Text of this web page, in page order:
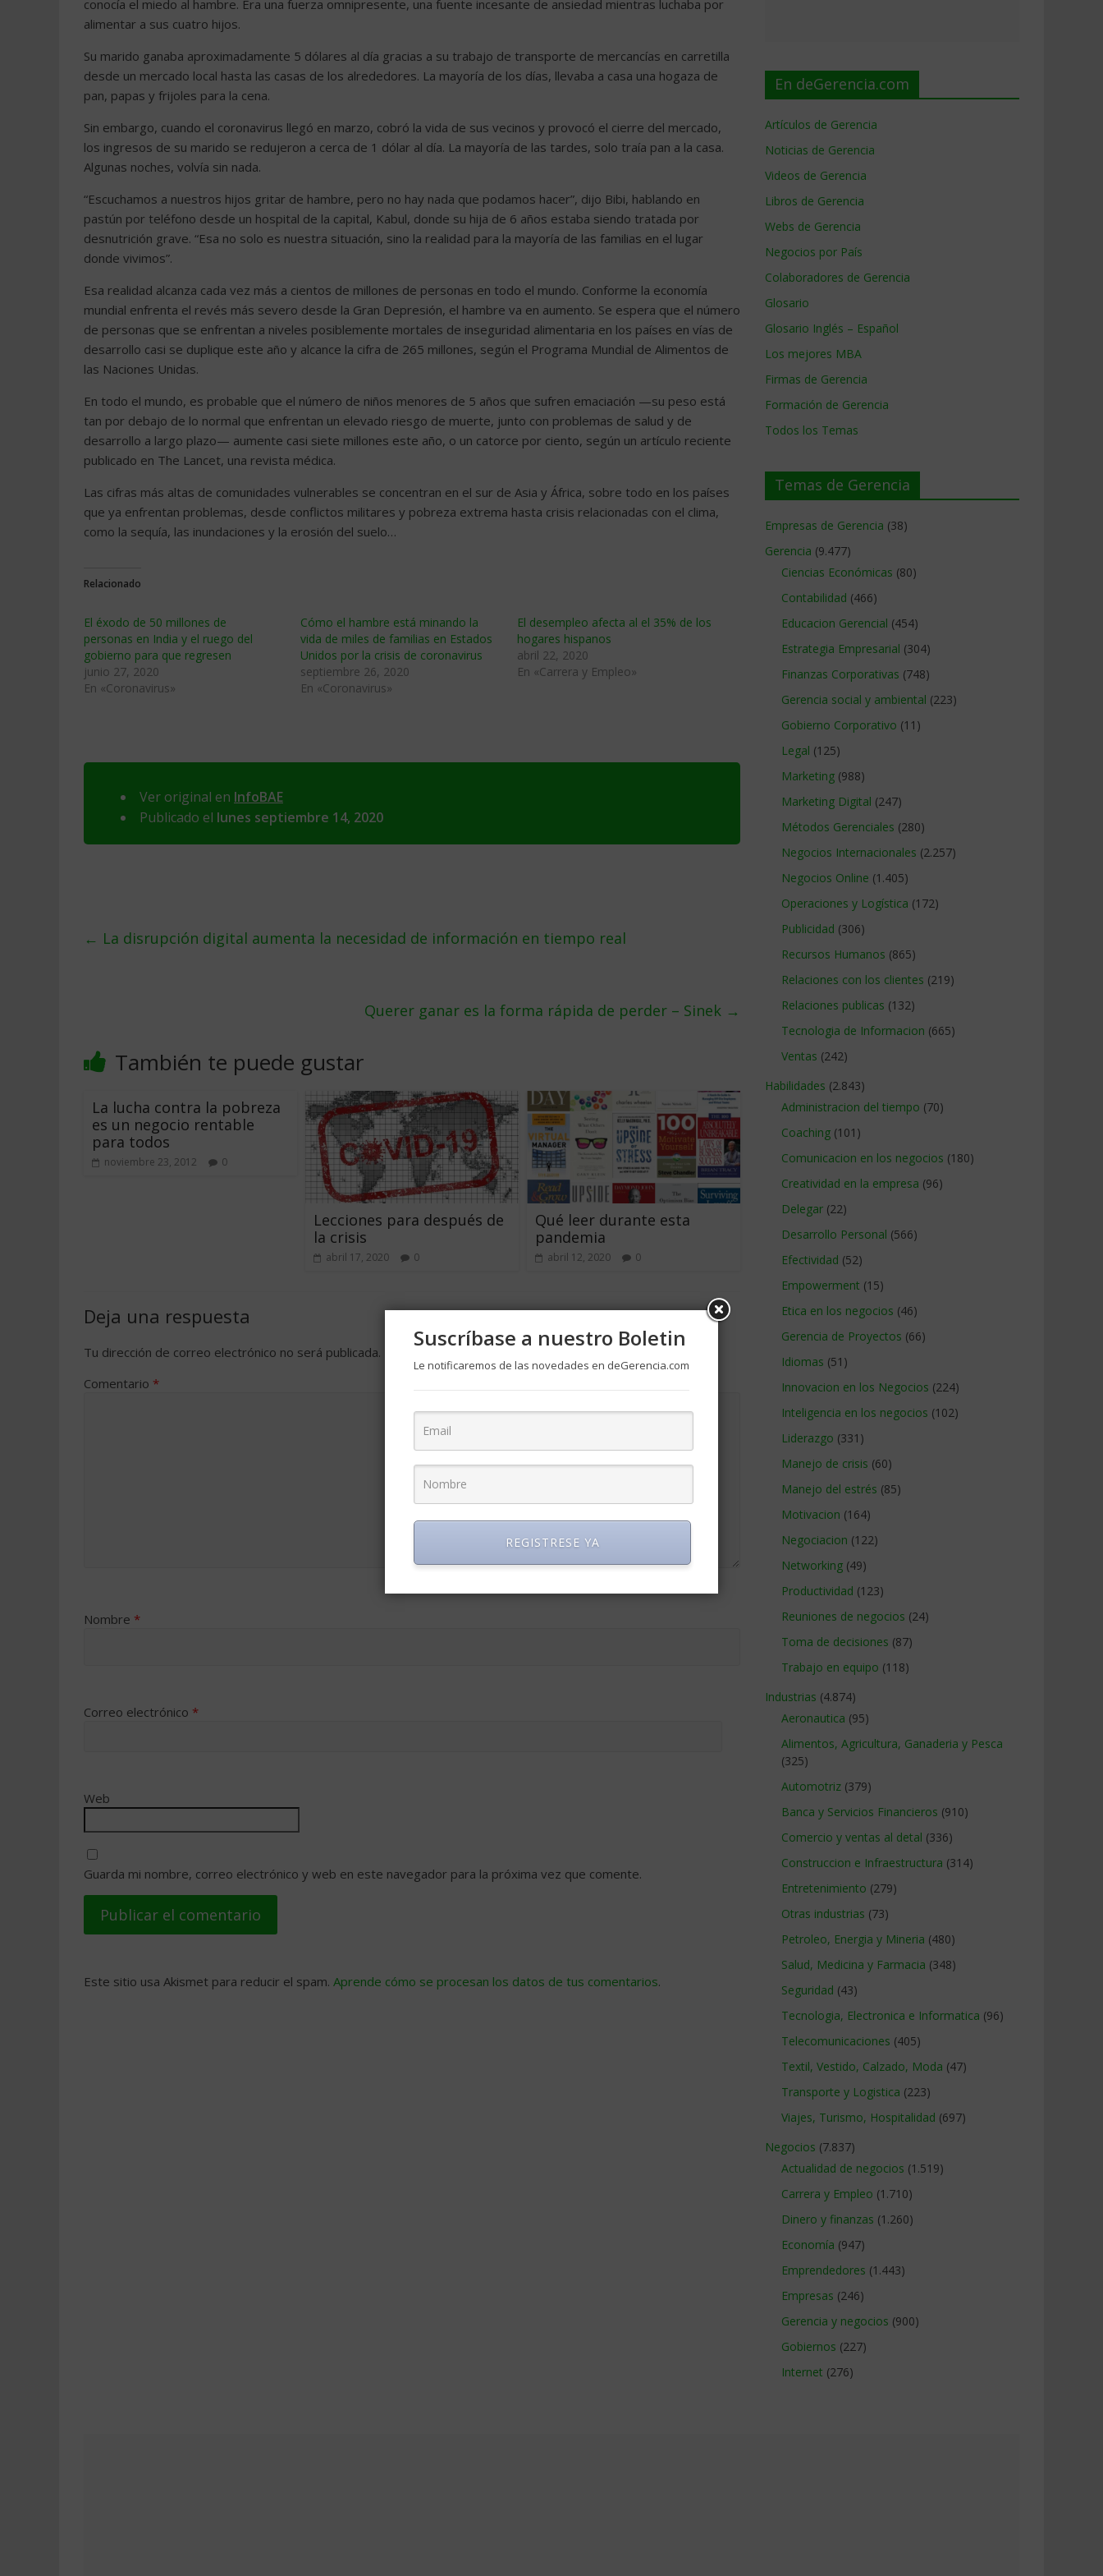
conocía el miedo al hambre. Era una fuerza omnipresente, una fuente incesante de ansiedad mientras luchaba por
alimentar a sus cuatro hijos.
Su marido ganaba aproximadamente 5 dólares al día gracias a su trabajo de transporte de mercancías en carretilla
desde un mercado local hasta las casas de los alrededores. La mayoría de los días, llevaba a casa una hogaza de
pan, papas y frijoles para la cena.
Sin embargo, cuando el coronavirus llegó en marzo, cobró la vida de sus vecinos y provocó el cierre del mercado,
los ingresos de su marido se redujeron a cerca de 1 dólar al día. La mayoría de las tardes, solo traía pan a la casa.
Algunas noches, volvía sin nada.
“Escuchamos a nuestros hijos gritar de hambre, pero no hay nada que podamos hacer”, dijo Bibi, hablando en
pastún por teléfono desde un hospital de la capital, Kabul, donde su hija de 6 años estaba siendo tratada por
desnutrición grave. “Esa no solo es nuestra situación, sino la realidad para la mayoría de las familias en el lugar
donde vivimos”.
Esa realidad alcanza cada vez más a cientos de millones de personas en todo el mundo. Conforme la economía
mundial enfrenta el revés más severo desde la Gran Depresión, el hambre va en aumento. Se espera que el número
de personas que se enfrentan a niveles posiblemente mortales de inseguridad alimentaria en los países en vías de
desarrollo casi se duplique este año y alcance la cifra de 265 millones, según el Programa Mundial de Alimentos de
las Naciones Unidas.
En todo el mundo, es probable que el número de niños menores de 5 años que sufren emaciación —su peso está
tan por debajo de lo normal que enfrentan un elevado riesgo de muerte, junto con problemas de salud y de
desarrollo a largo plazo— aumente casi siete millones este año, o un catorce por ciento, según un artículo reciente
publicado en The Lancet, una revista médica.
Las cifras más altas de comunidades vulnerables se concentran en el sur de Asia y África, sobre todo en los países
que ya enfrentan problemas, desde conflictos militares y pobreza extrema hasta crisis relacionadas con el clima,
como la sequía, las inundaciones y la erosión del suelo…
Relacionado
El éxodo de 50 millones de
personas en India y el ruego del
gobierno para que regresen
junio 27, 2020
En «Coronavirus»
Cómo el hambre está minando la
vida de miles de familias en Estados
Unidos por la crisis de coronavirus
septiembre 26, 2020
En «Coronavirus»
El desempleo afecta al el 35% de los
hogares hispanos
abril 22, 2020
En «Carrera y Empleo»
Ver original en InfoBAE
Publicado el lunes septiembre 14, 2020
← La disrupción digital aumenta la necesidad de información en tiempo real
Querer ganar es la forma rápida de perder – Sinek →
También te puede gustar
La lucha contra la pobreza
es un negocio rentable
para todos
noviembre 23, 2012 0
Lecciones para después de
la crisis
abril 17, 2020 0
Qué leer durante esta
pandemia
abril 12, 2020 0
Deja una respuesta
Tu dirección de correo electrónico no será publicada.
Comentario *
Nombre *
Correo electrónico *
Web
Guarda mi nombre, correo electrónico y web en este navegador para la próxima vez que comente.
Este sitio usa Akismet para reducir el spam. Aprende cómo se procesan los datos de tus comentarios.
En deGerencia.com
Artículos de Gerencia
Noticias de Gerencia
Videos de Gerencia
Libros de Gerencia
Webs de Gerencia
Negocios por País
Colaboradores de Gerencia
Glosario
Glosario Inglés – Español
Los mejores MBA
Firmas de Gerencia
Formación de Gerencia
Todos los Temas
Temas de Gerencia
Empresas de Gerencia (38)
Gerencia (9.477)
Ciencias Económicas (80)
Contabilidad (466)
Educacion Gerencial (454)
Estrategia Empresarial (304)
Finanzas Corporativas (748)
Gerencia social y ambiental (223)
Gobierno Corporativo (11)
Legal (125)
Marketing (988)
Marketing Digital (247)
Métodos Gerenciales (280)
Negocios Internacionales (2.257)
Negocios Online (1.405)
Operaciones y Logística (172)
Publicidad (306)
Recursos Humanos (865)
Relaciones con los clientes (219)
Relaciones publicas (132)
Tecnologia de Informacion (665)
Ventas (242)
Habilidades (2.843)
Administracion del tiempo (70)
Coaching (101)
Comunicacion en los negocios (180)
Creatividad en la empresa (96)
Delegar (22)
Desarrollo Personal (566)
Efectividad (52)
Empowerment (15)
Etica en los negocios (46)
Gerencia de Proyectos (66)
Idiomas (51)
Innovacion en los Negocios (224)
Inteligencia en los negocios (102)
Liderazgo (331)
Manejo de crisis (60)
Manejo del estrés (85)
Motivacion (164)
Negociacion (122)
Networking (49)
Productividad (123)
Reuniones de negocios (24)
Toma de decisiones (87)
Trabajo en equipo (118)
Industrias (4.874)
Aeronautica (95)
Alimentos, Agricultura, Ganaderia y Pesca
(325)
Automotriz (379)
Banca y Servicios Financieros (910)
Comercio y ventas al detal (336)
Construccion e Infraestructura (314)
Entretenimiento (279)
Otras industrias (73)
Petroleo, Energia y Mineria (480)
Salud, Medicina y Farmacia (348)
Seguridad (43)
Tecnologia, Electronica e Informatica (96)
Telecomunicaciones (405)
Textil, Vestido, Calzado, Moda (47)
Transporte y Logistica (223)
Viajes, Turismo, Hospitalidad (697)
Negocios (7.837)
Actualidad de negocios (1.519)
Carrera y Empleo (1.710)
Dinero y finanzas (1.260)
Economía (947)
Emprendedores (1.443)
Empresas (246)
Gerencia y negocios (900)
Gobiernos (227)
Internet (276)
Suscríbase a nuestro Boletin
Le notificaremos de las novedades en deGerencia.com
REGISTRESE YA